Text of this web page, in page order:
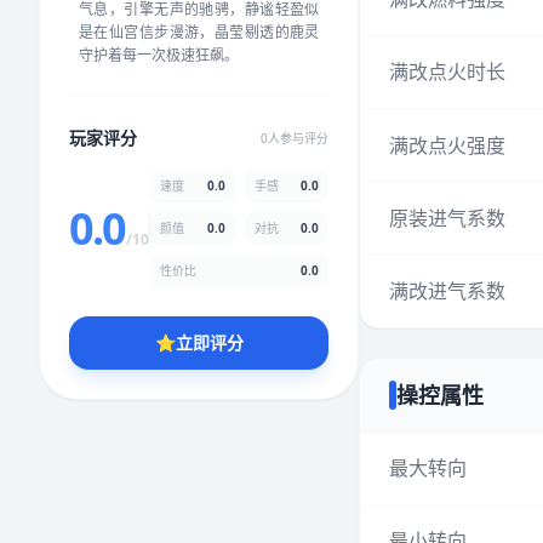
气息，引擎无声的驰骋，静谧轻盈似
是在仙宫信步漫游，晶莹剔透的鹿灵
守护着每一次极速狂飙。
玩家评分 0人参与评分
0.0/10
速度 0.0 手感 0.0
颜值 0.0 对抗 0.0
性价比 0.0
⭐立即评分
满改点火时长
满改点火强度
原装进气系数
满改进气系数
操控属性
最大转向
★★★ ★★★★★
★★★★
性价比 5.0分
★★★ ★★
* 综合评分为玩家评分结果，速度占比0%，手感占比0%，对抗占比
0%，性价比占比0%，颜值占比0%